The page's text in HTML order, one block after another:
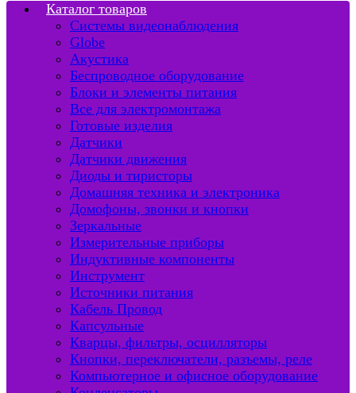
Каталог товаров
Системы видеонаблюдения
Globe
Акустика
Беспроводное оборудование
Блоки и элементы питания
Все для электромонтажа
Готовые изделия
Датчики
Датчики движения
Диоды и тиристоры
Домашняя техника и электроника
Домофоны, звонки и кнопки
Зеркальные
Измерительные приборы
Индуктивные компоненты
Инструмент
Источники питания
Кабель Провод
Капсульные
Кварцы, фильтры, осцилляторы
Кнопки, переключатели, разъемы, реле
Компьютерное и офисное оборудование